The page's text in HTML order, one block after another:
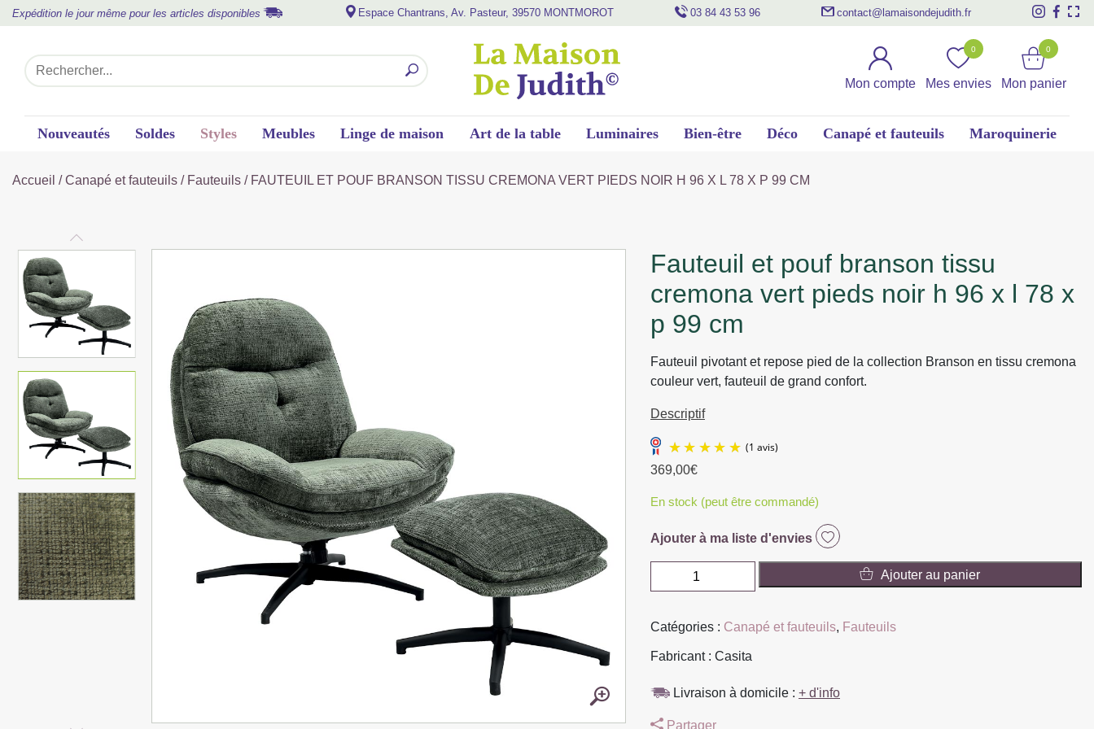
Expédition le jour même pour les articles disponibles Espace Chantrans, Av. Pasteur, 39570 MONTMOROT 03 84 43 53 96 contact@lamaisondejudith.fr
Mon compte Mes envies
0
Mon panier
0
Nouveautés Soldes Styles Meubles Linge de maison Art de la table Luminaires Bien-être Déco Canapé et fauteuils Maroquinerie
Accueil /Canapé et fauteuils / Fauteuils / FAUTEUIL ET POUF BRANSON TISSU CREMONA VERT PIEDS NOIR H 96 X L 78 X P 99 CM
fauteuil et pouf branson tissu
cremona vert pieds noir h 96 x l 78 x
p 99 cm
Fauteuil pivotant et repose pied de la collection Branson en tissu cremona
couleur vert, fauteuil de grand confort.
Descriptif
369,00€
En stock (peut être commandé)
Ajouter à ma liste d'envies
quantité
de
ET
POUF
TISSU
Ajouter au panier
Catégories : Canapé et fauteuils, Fauteuils
Fabricant : Casita
Livraison à domicile : + d'info
Partager